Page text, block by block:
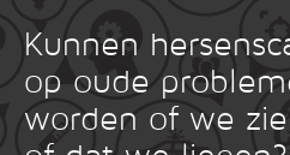
Kunnen
op oude
worden of we